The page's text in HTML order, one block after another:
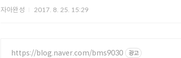
자아완성 2017. 8. 25. 15:29
https://blog.naver.com/bms9030 광고